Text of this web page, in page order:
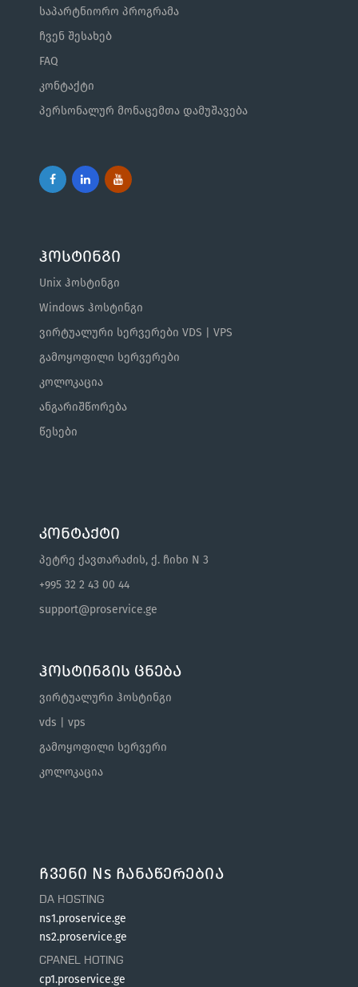
საპარტნიორო პროგრამა
ჩვენ შესახებ
FAQ
კონტაქტი
პერსონალურ მონაცემთა დამუშავება
ჰოსტინგი
Unix ჰოსტინგი
Windows ჰოსტინგი
ვირტუალური სერვერები VDS | VPS
გამოყოფილი სერვერები
კოლოკაცია
ანგარიშწორება
წესები
კონტაქტი
პეტრე ქავთარაძის, ქ. ჩიხი N 3
+995 32 2 43 00 44
support@proservice.ge
ჰოსტინგის ცნება
ვირტუალური ჰოსტინგი
vds | vps
გამოყოფილი სერვერი
კოლოკაცია
Ჩვენი Ns Ჩანაწერებია
DA HOSTING
ns1.proservice.ge
ns2.proservice.ge
CPANEL HOTING
cp1.proservice.ge